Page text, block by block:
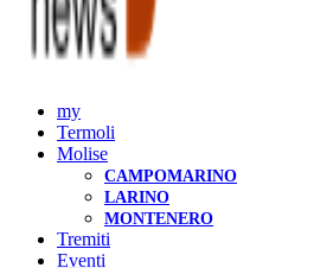
my
Termoli
Molise
CAMPOMARINO
LARINO
MONTENERO
Tremiti
Eventi